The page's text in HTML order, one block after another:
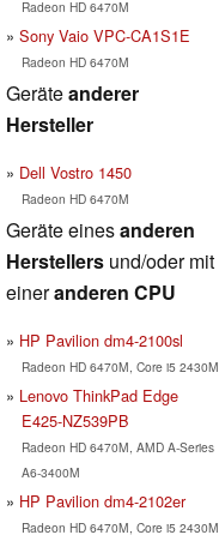
Radeon HD 6470M
Sony Vaio VPC-CA1S1E
Radeon HD 6470M
Geräteanderer
Hersteller
Dell Vostro 1450
Radeon HD 6470M
Geräte einesanderen
Herstellers und/oder mit
eineranderen CPU
HP Pavilion dm4-2100sl
Radeon HD 6470M, Core i5 2430M
Lenovo ThinkPad Edge
E425-NZ539PB
Radeon HD 6470M, AMD A-Series
A6-3400M
HP Pavilion dm4-2102er
Radeon HD 6470M, Core i5 2430M